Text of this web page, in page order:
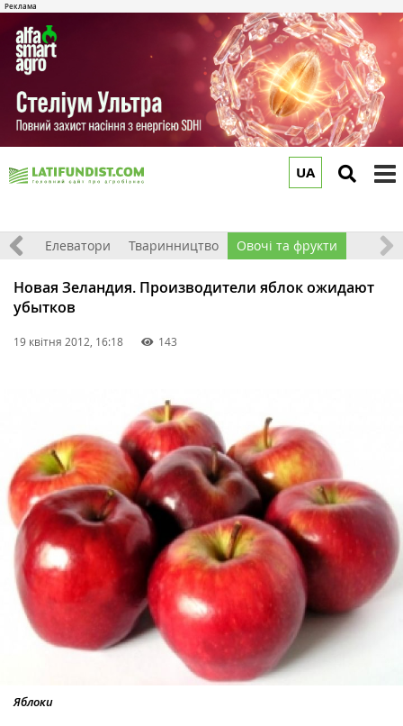
UA
Елеватори Тваринництво Овочі та фрукти
Новая Зеландия. Производители яблок ожидают
убытков
19 квітня 2012, 16:18 143
Яблоки